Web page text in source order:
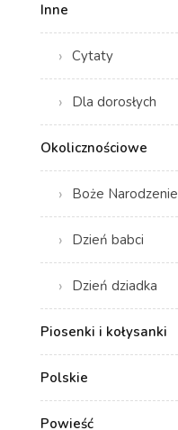
Inne
Cytaty
Dla dorosłych
Okolicznościowe
Boże Narodzenie
Dzień babci
Dzień dziadka
Piosenki i kołysanki
Polskie
Powieść